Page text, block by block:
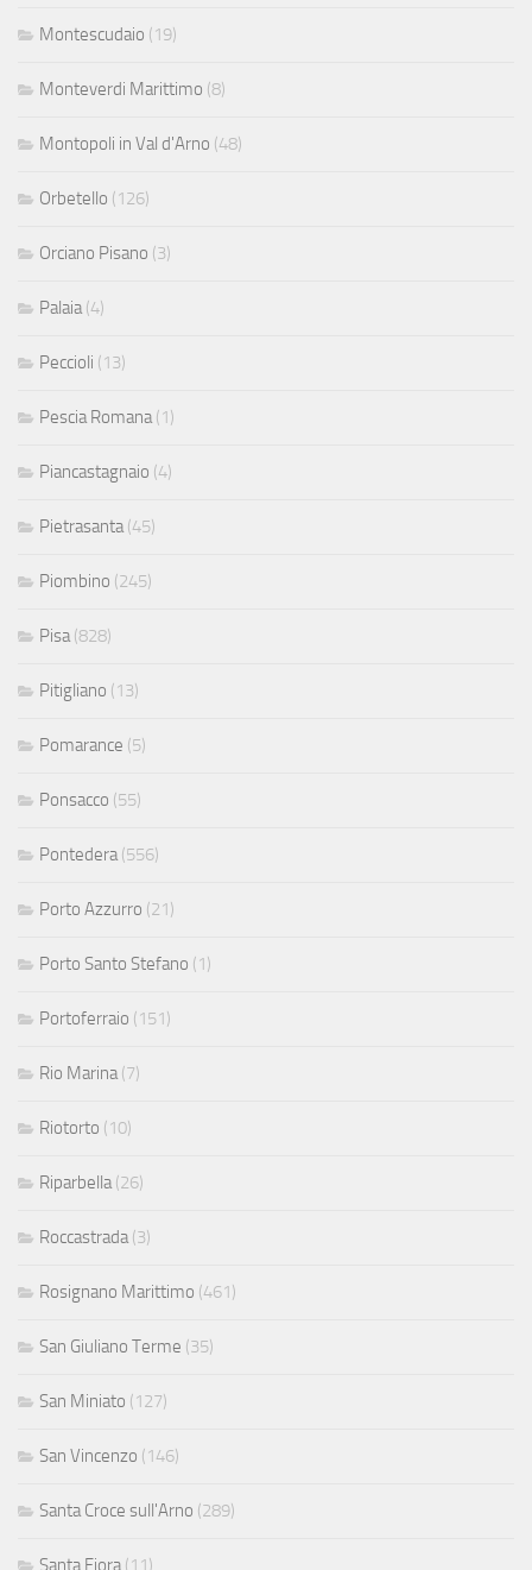
Montescudaio (19)
Monteverdi Marittimo (8)
Montopoli in Val d'Arno (48)
Orbetello (126)
Orciano Pisano (3)
Palaia (4)
Peccioli (13)
Pescia Romana (1)
Piancastagnaio (4)
Pietrasanta (45)
Piombino (245)
Pisa (828)
Pitigliano (13)
Pomarance (5)
Ponsacco (55)
Pontedera (556)
Porto Azzurro (21)
Porto Santo Stefano (1)
Portoferraio (151)
Rio Marina (7)
Riotorto (10)
Riparbella (26)
Roccastrada (3)
Rosignano Marittimo (461)
San Giuliano Terme (35)
San Miniato (127)
San Vincenzo (146)
Santa Croce sull'Arno (289)
Santa Fiora (11)